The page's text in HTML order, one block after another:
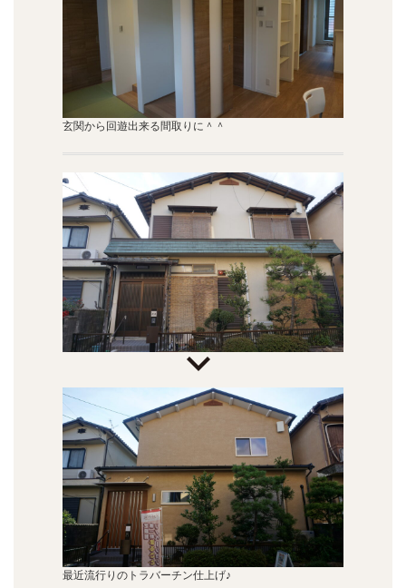
玄関から回遊出来る間取りに＾＾
最近流行りのトラバーチン仕上げ♪